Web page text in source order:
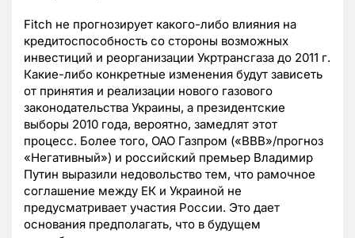
Fitch не прогнозирует какого-либо влияния на
кредитоспособность со стороны возможных
инвестиций и реорганизации Укртрансгаза до 2011 г.
Какие-либо конкретные изменения будут зависеть
от принятия и реализации нового газового
законодательства Украины, а президентские
выборы 2010 года, вероятно, замедлят этот
процесс. Более того, ОАО Газпром («BBB»/прогноз
«Негативный») и российский премьер Владимир
Путин выразили недовольство тем, что рамочное
соглашение между ЕК и Украиной не
предусматривает участия России. Это дает
основания предполагать, что в будущем